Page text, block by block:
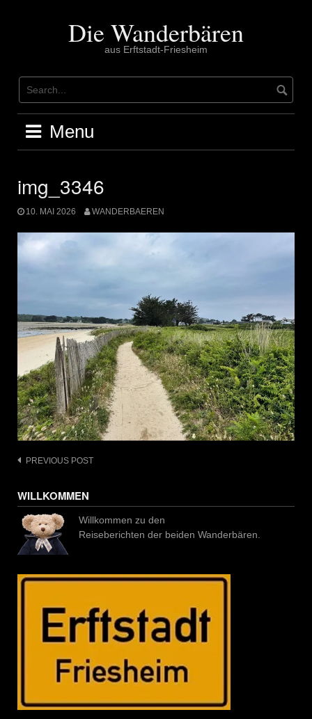
Die Wanderbären
aus Erftstadt-Friesheim
Menu
img_3346
10. MAI 2026 WANDERBAEREN
Post
PREVIOUS POST
WILLKOMMEN
Willkommen zu den
Reiseberichten der beiden Wanderbären.